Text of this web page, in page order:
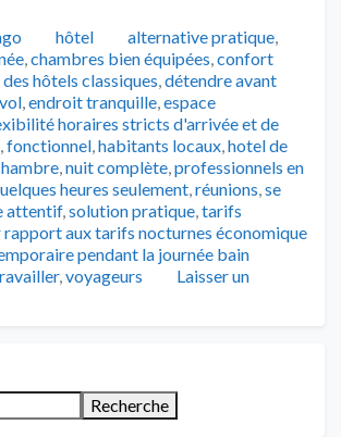
Catégories
hôtel Tags
alternative pratique,
,chambres bien équipées,confort
hôtels classiques,détendre avant
,endroit tranquille,espace
horaires stricts d'arrivée et de
,fonctionnel,habitants locaux,hotel de
,nuit complète,professionnels en
heures seulement,réunions,se
attentif,solution pratique,tarifs
rapport aux tarifs nocturnes économique
pendant la journée bain
,voyageurs
Laisser un
Recherche